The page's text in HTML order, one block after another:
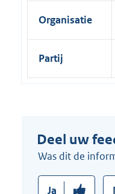
Organisatie
Partij
Deel uw
Was dit de
Ja